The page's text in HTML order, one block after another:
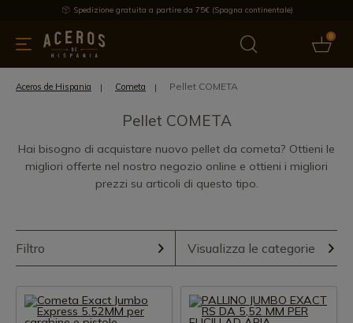
Spedizione gratuita a partire da 75€ (Spagna continentale)
0
cucina Offre Ultime notizie Venduti Marche
Aceros de Hispania Cometa Pellet COMETA
Pellet COMETA
Hai bisogno di acquistare nuovo pellet da cometa? Ottieni le
migliori offerte nel nostro negozio online e ottieni i migliori
prezzi su articoli di questo tipo.
Filtro Visualizza le categorie